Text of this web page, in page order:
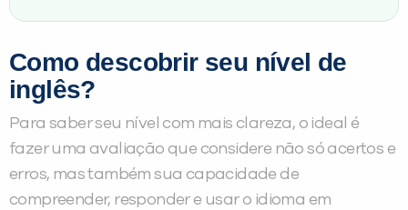
Como descobrir seu nível de
inglês?
Para saber seu nível com mais clareza, o ideal é
fazer uma avaliação que considere não só acertos e
erros, mas também sua capacidade de
compreender, responder e usar o idioma em